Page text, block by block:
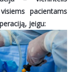
pacientams
jeigu: